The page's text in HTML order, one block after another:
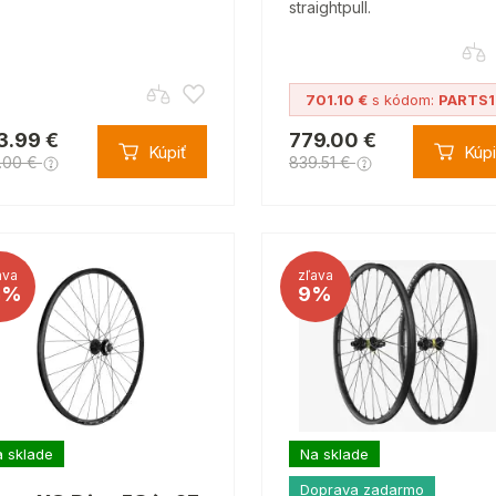
€
€ Kúpiť
straightpull.
701.10 €s kódom:
779.00 €
839.51 €
sklade
zľava
9%
Na sklade
Doprava zadarmo